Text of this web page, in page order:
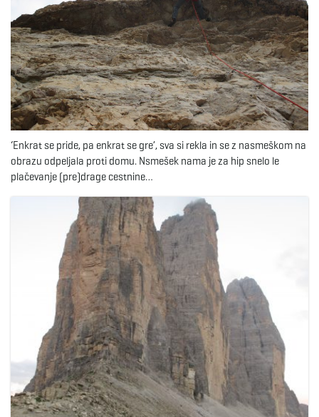
‘Enkrat se pride, pa enkrat se gre’, sva si rekla in se z nasmeškom na
obrazu odpeljala proti domu. Nsmešek nama je za hip snelo le
plačevanje (pre)drage cestnine…